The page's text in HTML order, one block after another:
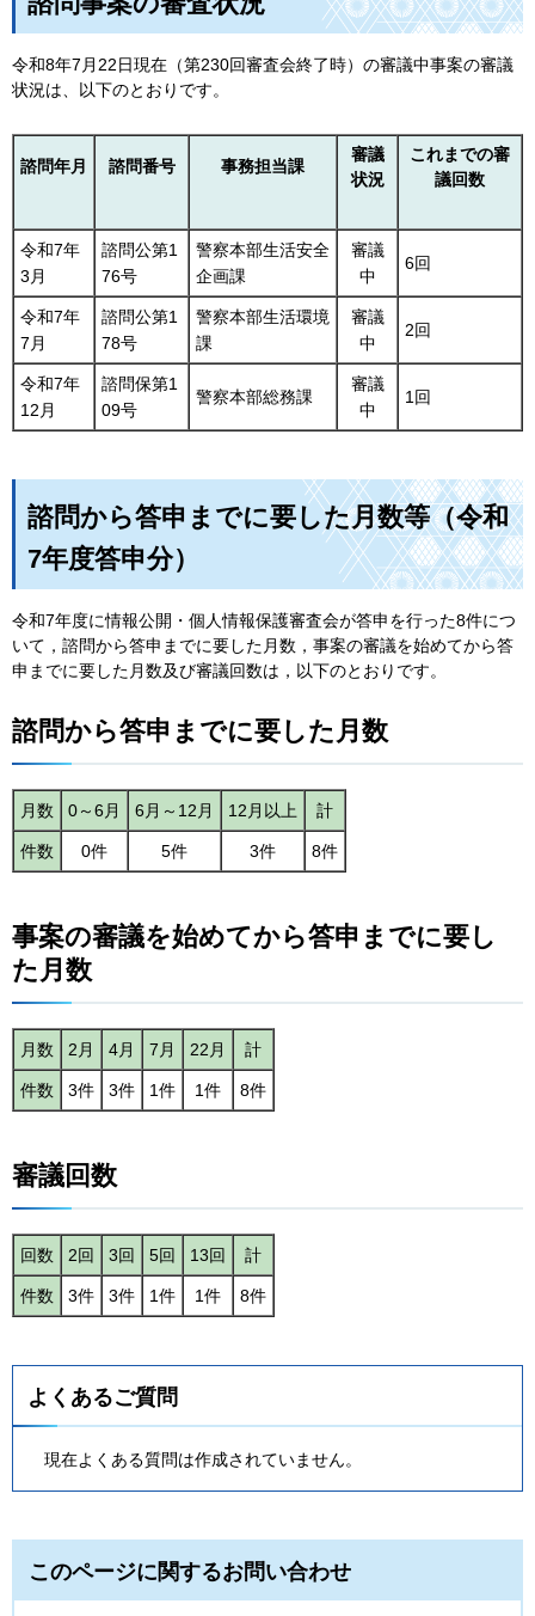
令和8年7月22日現在（第230回審査会終了時）の審議中事案の審議
状況は、以下のとおりです。
諮問年月 諮問番号 事務担当課
審議
状況
これまでの審
議回数
令和7年
3月
諮問公第1
76号
警察本部生活安全
企画課
審議
中
6回
令和7年
7月
諮問公第1
78号
警察本部生活環境
課
審議
中
2回
令和7年
12月
諮問保第1
09号
警察本部総務課
審議
中
1回
諮問から答申までに要した月数等（令和
7年度答申分）
令和7年度に情報公開・個人情報保護審査会が答申を行った8件につ
いて，諮問から答申までに要した月数，事案の審議を始めてから答
申までに要した月数及び審議回数は，以下のとおりです。
諮問から答申までに要した月数
月数 0～6月 6月～12月 12月以上 計
件数 0件 5件 3件 8件
事案の審議を始めてから答申までに要し
た月数
月数 2月 4月 7月 22月 計
件数 3件 3件 1件 1件 8件
審議回数
回数 2回 3回 5回 13回 計
件数 3件 3件 1件 1件 8件
よくあるご質問
現在よくある質問は作成されていません。
このページに関するお問い合わせ